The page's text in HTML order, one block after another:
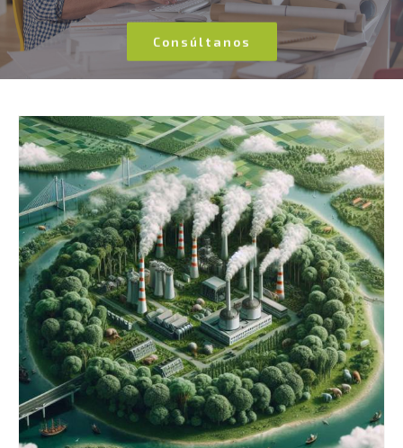
Consúltanos
El Gobierno aprueba el Real
Decreto que crea el registro de
huella de carbono